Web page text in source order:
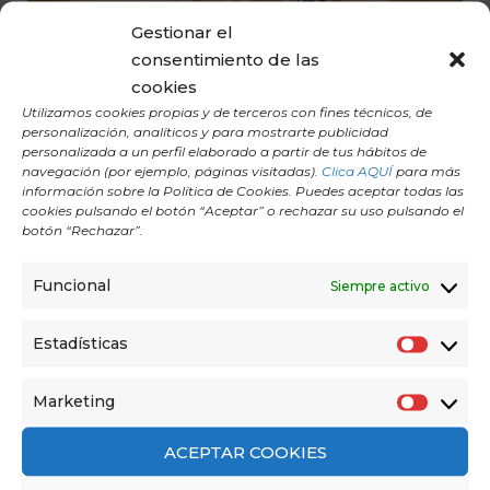
Gestionar el
consentimiento de las
cookies
Utilizamos cookies propias y de terceros con fines técnicos, de
personalización, analíticos y para mostrarte publicidad
personalizada a un perfil elaborado a partir de tus hábitos de
navegación (por ejemplo, páginas visitadas). Clica AQUÍpara más
información sobre la Política de Cookies. Puedes aceptar todas las
cookies pulsando el botón “Aceptar” o rechazar su uso pulsando el
botón “Rechazar”.
Funcional Siempre activo
Estadísticas
d
Marketing
r
ACEPTAR COOKIES
YOGA
Descubre cómo el yoga puede convertirse en tu